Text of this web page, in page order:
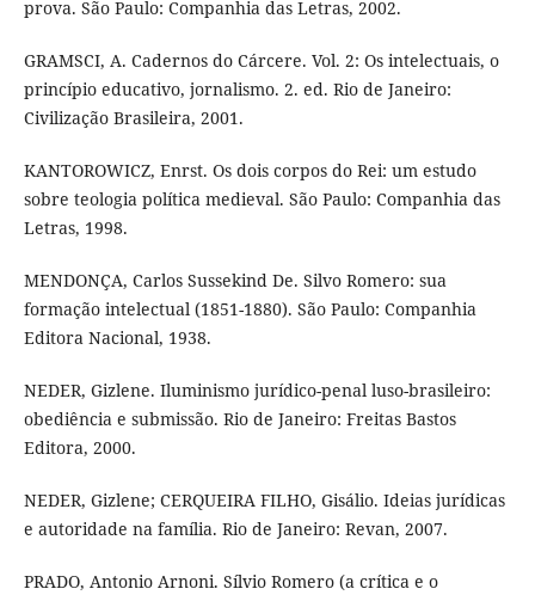
prova. São Paulo: Companhia das Letras, 2002.
GRAMSCI, A. Cadernos do Cárcere. Vol. 2: Os intelectuais, o
princípio educativo, jornalismo. 2. ed. Rio de Janeiro:
Civilização Brasileira, 2001.
KANTOROWICZ, Enrst. Os dois corpos do Rei: um estudo
sobre teologia política medieval. São Paulo: Companhia das
Letras, 1998.
MENDONÇA, Carlos Sussekind De. Silvo Romero: sua
formação intelectual (1851-1880). São Paulo: Companhia
Editora Nacional, 1938.
NEDER, Gizlene. Iluminismo jurídico-penal luso-brasileiro:
obediência e submissão. Rio de Janeiro: Freitas Bastos
Editora, 2000.
NEDER, Gizlene; CERQUEIRA FILHO, Gisálio. Ideias jurídicas
e autoridade na família. Rio de Janeiro: Revan, 2007.
PRADO, Antonio Arnoni. Sílvio Romero (a crítica e o